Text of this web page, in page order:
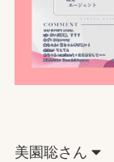
美園聡さん